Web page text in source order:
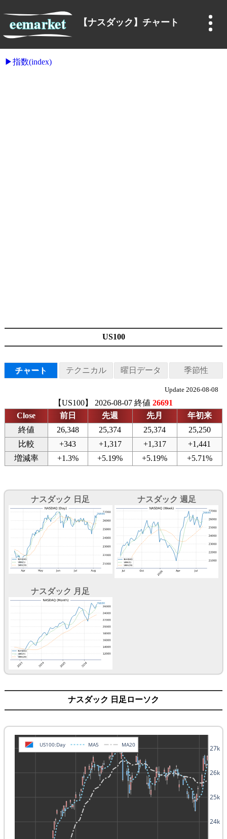
【ナスダック】チャート
指数(index)
US100
チャート テクニカル 曜日データ 季節性
Update 2026-08-08
【US100】 2026-08-07 終値26691
Close
前日 先週 先月
年初来
終値
26,348 25,374 25,374
25,250
比較
+343 +1,317 +1,317
+1,441
増減率
+1.3% +5.19% +5.19% +5.71%
ナスダック 日足 ナスダック 週足
ナスダック 月足
ナスダック 日足ローソク
24k
25k
26k
27k
US100:Day MA5 MA20